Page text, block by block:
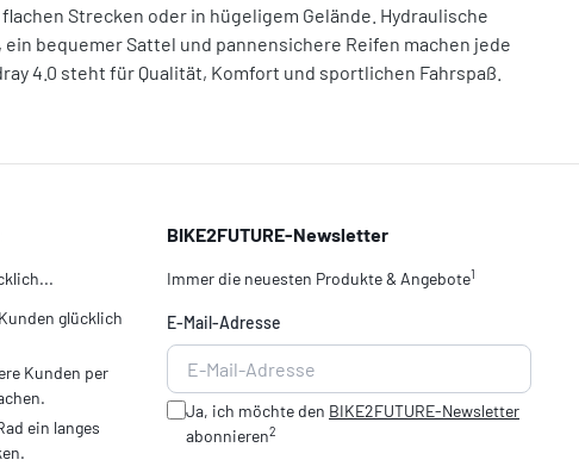
Strecken oder in hügeligem Gelände. Hydraulische
bequemer Sattel und pannensichere Reifen machen jede
4.0 steht für Qualität, Komfort und sportlichen Fahrspaß.
glücklich
Kunden per
ein langes
BIKE2FUTURE-Newsletter
Immer die neuesten Produkte & Angebote1
E-Mail-Adresse
Ja, ich möchte den BIKE2FUTURE-Newsletter
abonnieren2